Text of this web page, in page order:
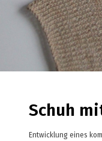
Schuh
Entwicklung eines